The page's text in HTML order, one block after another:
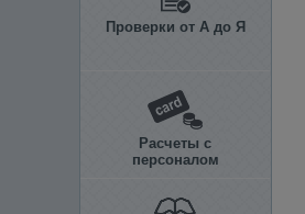
Проверки от А до Я
Расчеты с
персоналом